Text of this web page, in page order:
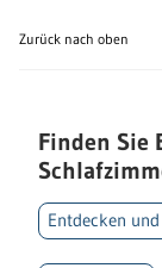
Finden Sie
Entdecken
Zurück nach oben